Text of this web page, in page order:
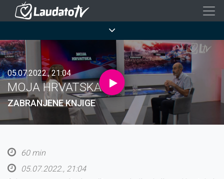
Skoči
sadržaj
05.07.2022., 21:04
MOJA HRVATSKA
ZABRANJENE KNJIGE
60 min
05.07.2022., 21:04